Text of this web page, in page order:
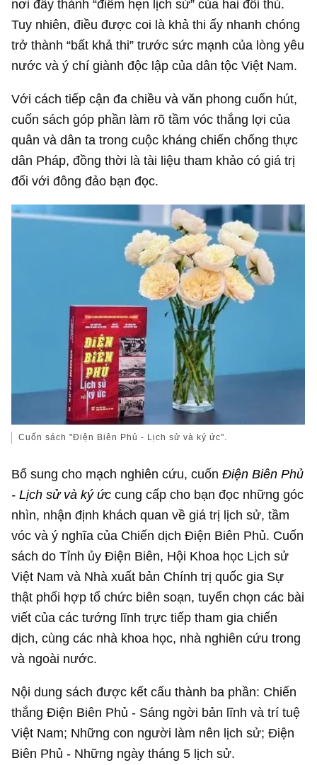
nơi đây thành “điểm hẹn lịch sử” của hai đối thủ.
Tuy nhiên, điều được coi là khả thi ấy nhanh chóng
trở thành “bất khả thi” trước sức mạnh của lòng yêu
nước và ý chí giành độc lập của dân tộc Việt Nam.
Với cách tiếp cận đa chiều và văn phong cuốn hút,
cuốn sách góp phần làm rõ tầm vóc thắng lợi của
quân và dân ta trong cuộc kháng chiến chống thực
dân Pháp, đồng thời là tài liệu tham khảo có giá trị
đối với đông đảo bạn đọc.
Cuốn sách "Điện Biên Phủ - Lịch sử và ký ức".
Bổ sung cho mạch nghiên cứu, cuốnĐiện Biên Phủ
- Lịch sử và ký ức cung cấp cho bạn đọc những góc
nhìn, nhận định khách quan về giá trị lịch sử, tầm
vóc và ý nghĩa của Chiến dịch Điện Biên Phủ. Cuốn
sách do Tỉnh ủy Điện Biên, Hội Khoa học Lịch sử
Việt Nam và Nhà xuất bản Chính trị quốc gia Sự
thật phối hợp tổ chức biên soạn, tuyển chọn các bài
viết của các tướng lĩnh trực tiếp tham gia chiến
dịch, cùng các nhà khoa học, nhà nghiên cứu trong
và ngoài nước.
Nội dung sách được kết cấu thành ba phần: Chiến
thắng Điện Biên Phủ - Sáng ngời bản lĩnh và trí tuệ
Việt Nam; Những con người làm nên lịch sử; Điện
Biên Phủ - Những ngày tháng 5 lịch sử.